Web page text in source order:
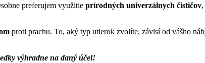
preferujem využitie prírodných univerzálnych čističov
proti prachu. To, aký typ utierok zvolíte, závisí od vášho
výhradne na daný účel!